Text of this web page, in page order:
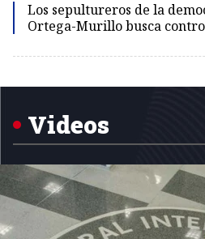
Los sepultureros de la
Ortega-Murillo busca
Videos